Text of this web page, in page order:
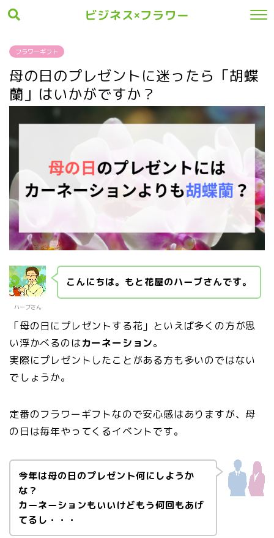
ビジネス×フラワー
フラワーギフト
母の日のプレゼントに迷ったら「胡蝶
蘭」はいかがですか？
ハーブさん
こんにちは。もと花屋のハーブさんです。
「母の日にプレゼントする花」といえば多くの方が思
い浮かべるのはカーネーション。
実際にプレゼントしたことがある方も多いのではない
でしょうか。
定番のフラワーギフトなので安心感はありますが、母
の日は毎年やってくるイベントです。
今年は母の日のプレゼント何にしようか
な？
カーネーションもいいけどもう何回もあげ
てるし・・・